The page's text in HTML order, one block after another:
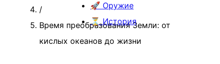
🚀 Оружие
⏳ История
/
Время преобразования Земли: от
кислых океанов до жизни